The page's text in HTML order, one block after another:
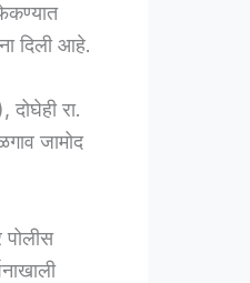
दिली आहे.
रा.
जामोद
पोलीस